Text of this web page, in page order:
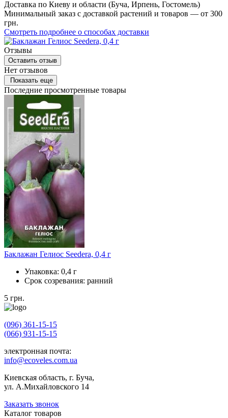
Доставка по Киеву и области (Буча, Ирпень, Гостомель)
Минимальный заказ с доставкой растений и товаров — от 300
грн.
Смотреть подробнее о способах доставки
Отзывы
Оставить отзыв
Нет отзывов
Показать еще
Последние просмотренные товары
Баклажан Гелиос Seedera, 0,4 г
Упаковка: 0,4 г
Срок созревания: ранний
5 грн.
(096) 361-15-15
(066) 931-15-15
электронная почта:
info@ecoveles.com.ua
Киевская область, г. Буча,
ул. А.Михайловского 14
Заказать звонок
Каталог товаров